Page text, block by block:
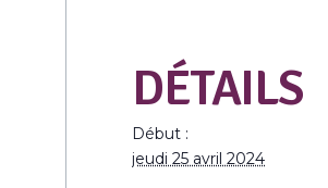
DÉTAILS
Début :
jeudi 25 avril 2024